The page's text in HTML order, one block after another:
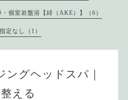
個室岩盤浴【緋（AKE）】（6）
指定なし（1）
ングヘッドスパ｜
整える